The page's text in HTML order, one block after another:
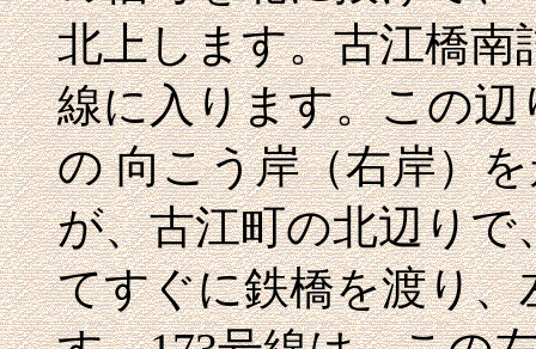
北上します。古江橋南
線に入ります。この
の 向こう岸（右岸）
が、古江町の北辺り
てすぐに鉄橋を渡り